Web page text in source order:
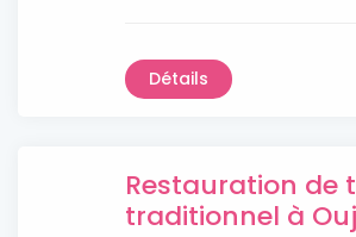
Détails
Restauration de
traditionnel à